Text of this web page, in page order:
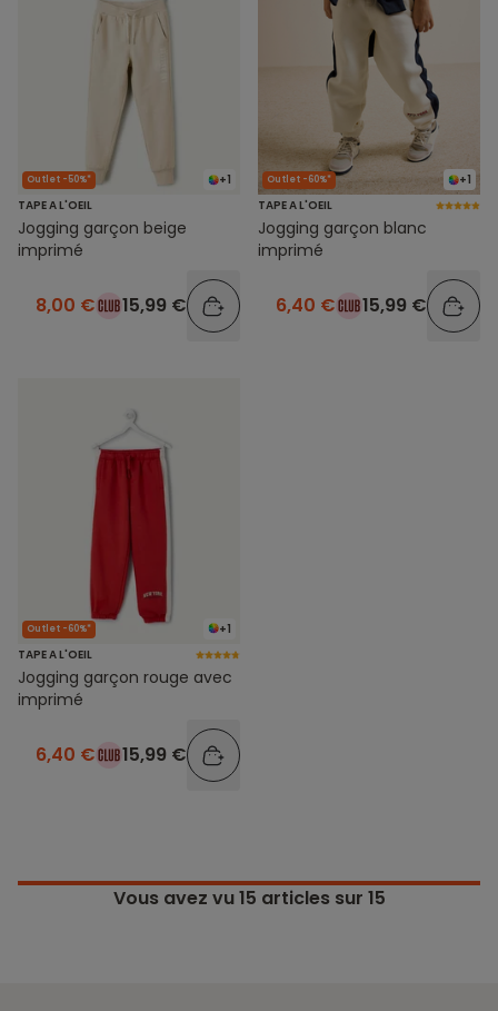
+1
Outlet -50%*
TAPE A L'OEIL
Jogging garçon beige
imprimé
8,00 € 15,99 €
+1
Outlet -60%*
TAPE A L'OEIL
Jogging garçon blanc
imprimé
6,40 € 15,99 €
+1
Outlet -60%*
TAPE A L'OEIL
Jogging garçon rouge avec
imprimé
6,40 € 15,99 €
Vous avez vu15 articles sur 15